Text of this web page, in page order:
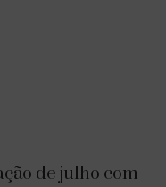
de julho com